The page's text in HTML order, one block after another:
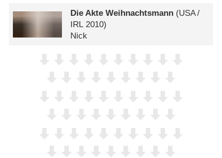
Die Akte Weihnachtsmann (USA/
IRL 2010)
Nick